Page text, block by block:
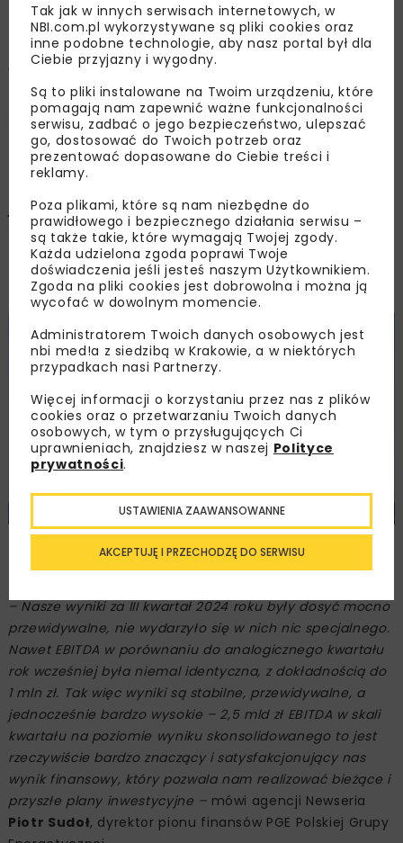
OPUBLIKOWANO: 29.11.2024
Wyniki finansowe i operacyjne PGE Polskiej
Grupy Energetycznej za III kwartał 2024 r. są
stabilne i zgodne z wcześniejszymi szacunkami,
co pozwala utrzymać kurs na wielkoskalowe
inwestycje transformujące polską energetykę –
podała spółka. Jednym z flagowych projektów
jest budowa Morskiej Farmy Wiatrowej Baltica o
łącznej mocy ok. 2,5 GW. W najbliższych dniach
zapadnie decyzja inwestycyjna w sprawie jej
pierwszego etapu, projektu Baltica 2.
– Nasze wyniki za III kwartał 2024 roku były dosyć mocno
przewidywalne, nie wydarzyło się w nich nic specjalnego.
Nawet EBITDA w porównaniu do analogicznego kwartału
rok wcześniej była niemal identyczna, z dokładnością do
1 mln zł. Tak więc wyniki są stabilne, przewidywalne, a
jednocześnie bardzo wysokie – 2,5 mld zł EBITDA w skali
kwartału na poziomie wyniku skonsolidowanego to jest
rzeczywiście bardzo znaczący i satysfakcjonujący nas
wynik finansowy, który pozwala nam realizować bieżące i
przyszłe plany inwestycyjne – mówi agencji Newseria
Piotr Sudoł, dyrektor pionu finansów PGE Polskiej Grupy
Tak jak w innych serwisach internetowych, w
NBI.com.pl wykorzystywane są pliki cookies oraz
inne podobne technologie, aby nasz portal był dla
Ciebie przyjazny i wygodny.
Są to pliki instalowane na Twoim urządzeniu, które
pomagają nam zapewnić ważne funkcjonalności
serwisu, zadbać o jego bezpieczeństwo, ulepszać
go, dostosować do Twoich potrzeb oraz
prezentować dopasowane do Ciebie treści i
reklamy.
Poza plikami, które są nam niezbędne do
prawidłowego i bezpiecznego działania serwisu –
są także takie, które wymagają Twojej zgody.
Każda udzielona zgoda poprawi Twoje
doświadczenia jeśli jesteś naszym Użytkownikiem.
Zgoda na pliki cookies jest dobrowolna i można ją
wycofać w dowolnym momencie.
Administratorem Twoich danych osobowych jest
nbi med!a z siedzibą w Krakowie, a w niektórych
przypadkach nasi Partnerzy.
Więcej informacji o korzystaniu przez nas z plików
cookies oraz o przetwarzaniu Twoich danych
osobowych, w tym o przysługujących Ci
uprawnieniach, znajdziesz w naszej Polityce
prywatności.
AKCEPTUJĘ I PRZECHODZĘ DO SERWISU
USTAWIENIA ZAAWANSOWANNE